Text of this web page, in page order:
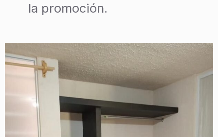
Curso de
Tablaroca
2026
Curso de
Ventanas
la promoción.